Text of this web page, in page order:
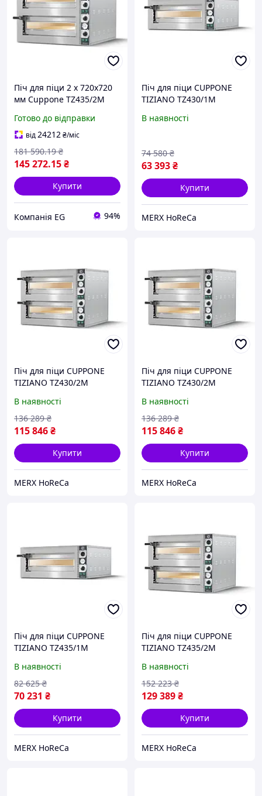
Піч для піци 2 х 720х720
мм Cuppone TZ435/2M
Готово до відправки
від24212₴/міс
145 272.15₴
181 590.19 ₴
Купити
Компанія EG 94%
Піч для піци CUPPONE
TIZIANO TZ430/1M
В наявності
63 393₴
74 580 ₴
Купити
MERX HoReCa
Піч для піци CUPPONE
TIZIANO TZ430/2M
В наявності
115 846₴
136 289 ₴
Купити
MERX HoReCa
Піч для піци CUPPONE
TIZIANO TZ430/2M
В наявності
115 846₴
136 289 ₴
Купити
MERX HoReCa
Піч для піци CUPPONE
TIZIANO TZ435/1M
В наявності
70 231 ₴
82 625 ₴
Купити
MERX HoReCa
Піч для піци CUPPONE
TIZIANO TZ435/2M
В наявності
129 389₴
152 223 ₴
Купити
MERX HoReCa